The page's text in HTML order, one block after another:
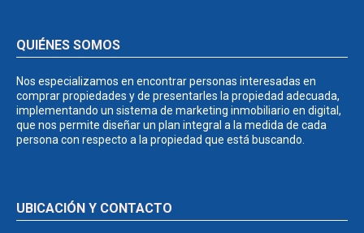
QUIÉNES SOMOS
Nos especializamos en encontrar personas interesadas en
comprar propiedades y de presentarles la propiedad adecuada,
implementando un sistema de marketing inmobiliario en digital,
que nos permite diseñar un plan integral a la medida de cada
persona con respecto a la propiedad que está buscando.
UBICACIÓN Y CONTACTO